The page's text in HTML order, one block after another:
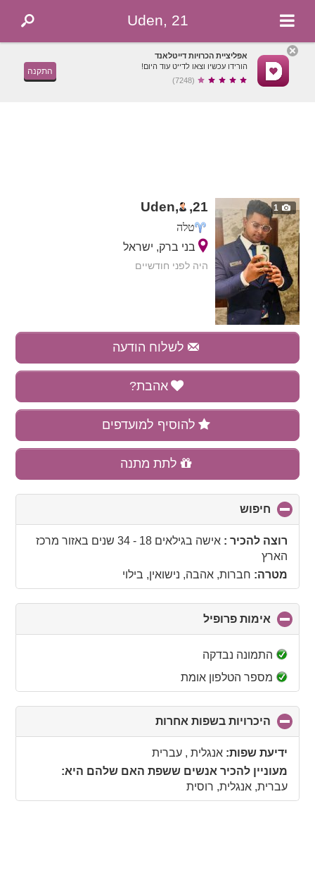
Uden, 21
אפליציית הכרויות דייטלאנד
הורידו עכשיו וצאו לדייט עוד היום!
(7248)
התקנה
1
Uden, ,21
טלה
בני ברק, ישראל
היה לפני חודשיים
לשלוח הודעה
אהבת?
להוסיף למועדפים
לתת מתנה
חיפוש
to
collapseרוצה להכיר :אישה בגילאים 18 - 34 שנים באזור מרכז
הארץ
מטרה: חברות, אהבה, נישואין, בילוי
אימות פרופיל
to
התמונה נבדקה
מספר הטלפון אומת
היכרויות בשפות אחרות
to
collapse
ידיעת שפות: אנגלית , עברית
מעוניין להכיר אנשים ששפת האם שלהם היא:
עברית, אנגלית, רוסית